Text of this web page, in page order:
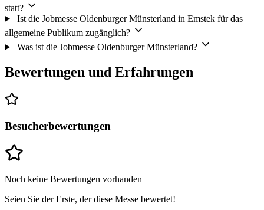
statt?
Ist die Jobmesse Oldenburger Münsterland in Emstek für das
allgemeine Publikum zugänglich?
Was ist die Jobmesse Oldenburger Münsterland?
Bewertungen und Erfahrungen
Besucherbewertungen
Noch keine Bewertungen vorhanden
Seien Sie der Erste, der diese Messe bewertet!